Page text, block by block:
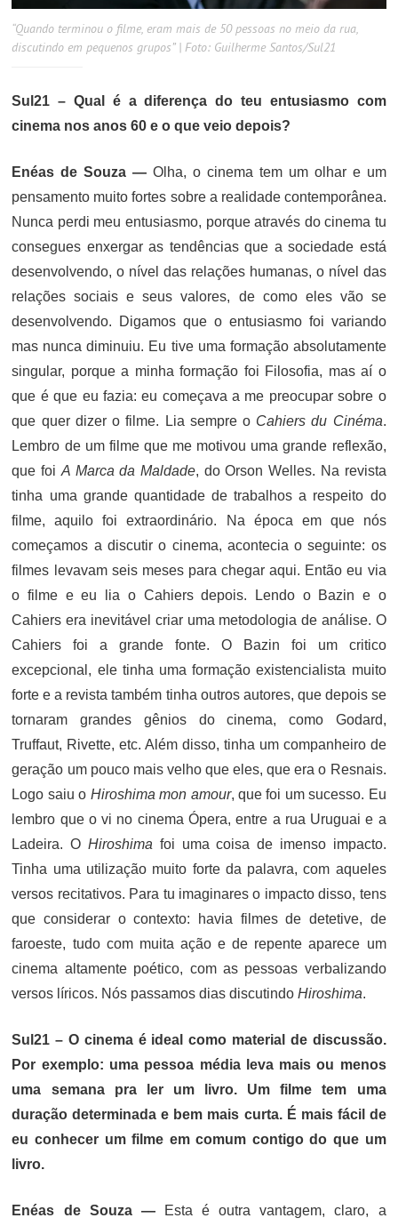
“Quando terminou o filme, eram mais de 50 pessoas no meio da rua,
discutindo em pequenos grupos” | Foto: Guilherme Santos/Sul21
Sul21 – Qual é a diferença do teu entusiasmo com
cinema nos anos 60 e o que veio depois?
Enéas de Souza — Olha, o cinema tem um olhar e um
pensamento muito fortes sobre a realidade contemporânea.
Nunca perdi meu entusiasmo, porque através do cinema tu
consegues enxergar as tendências que a sociedade está
desenvolvendo, o nível das relações humanas, o nível das
relações sociais e seus valores, de como eles vão se
desenvolvendo. Digamos que o entusiasmo foi variando
mas nunca diminuiu. Eu tive uma formação absolutamente
singular, porque a minha formação foi Filosofia, mas aí o
que é que eu fazia: eu começava a me preocupar sobre o
que quer dizer o filme. Lia sempre o Cahiers du Cinéma.
Lembro de um filme que me motivou uma grande reflexão,
que foi A Marca da Maldade, do Orson Welles. Na revista
tinha uma grande quantidade de trabalhos a respeito do
filme, aquilo foi extraordinário. Na época em que nós
começamos a discutir o cinema, acontecia o seguinte: os
filmes levavam seis meses para chegar aqui. Então eu via
o filme e eu lia o Cahiers depois. Lendo o Bazin e o
Cahiers era inevitável criar uma metodologia de análise. O
Cahiers foi a grande fonte. O Bazin foi um critico
excepcional, ele tinha uma formação existencialista muito
forte e a revista também tinha outros autores, que depois se
tornaram grandes gênios do cinema, como Godard,
Truffaut, Rivette, etc. Além disso, tinha um companheiro de
geração um pouco mais velho que eles, que era o Resnais.
Logo saiu o Hiroshima mon amour, que foi um sucesso. Eu
lembro que o vi no cinema Ópera, entre a rua Uruguai e a
Ladeira. O Hiroshima foi uma coisa de imenso impacto.
Tinha uma utilização muito forte da palavra, com aqueles
versos recitativos. Para tu imaginares o impacto disso, tens
que considerar o contexto: havia filmes de detetive, de
faroeste, tudo com muita ação e de repente aparece um
cinema altamente poético, com as pessoas verbalizando
versos líricos. Nós passamos dias discutindoHiroshima.
Sul21 – O cinema é ideal como material de discussão.
Por exemplo: uma pessoa média leva mais ou menos
uma semana pra ler um livro. Um filme tem uma
duração determinada e bem mais curta. É mais fácil de
eu conhecer um filme em comum contigo do que um
livro.
Enéas de Souza —Esta é outra vantagem, claro, a